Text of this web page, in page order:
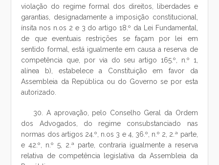
violação do regime formal dos direitos, liberdades e
garantias, designadamente a imposição constitucional,
ínsita nos n.os 2 e 3 do artigo 18.º da Lei Fundamental,
de que eventuais restrições se façam por lei em
sentido formal, está igualmente em causa a reserva de
competência que, por via do seu artigo 165.º, n.º 1,
alínea b), estabelece a Constituição em favor da
Assembleia da República ou do Governo se por esta
autorizado.
30. A aprovação, pelo Conselho Geral da Ordem
dos Advogados, do regime consubstanciado nas
normas dos artigos 24.º, n.os 3 e 4, 36.º, n.º 2, 2.ª parte,
e 42.º, n.º 5, 2.ª parte, contraria igualmente a reserva
relativa de competência legislativa da Assembleia da